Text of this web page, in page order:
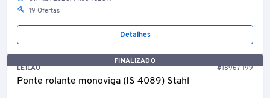
19 Ofertas
Detalhes
FINALIZADO
LEILÃO
#18967-199
Ponte rolante monoviga (IS 4089) Stahl